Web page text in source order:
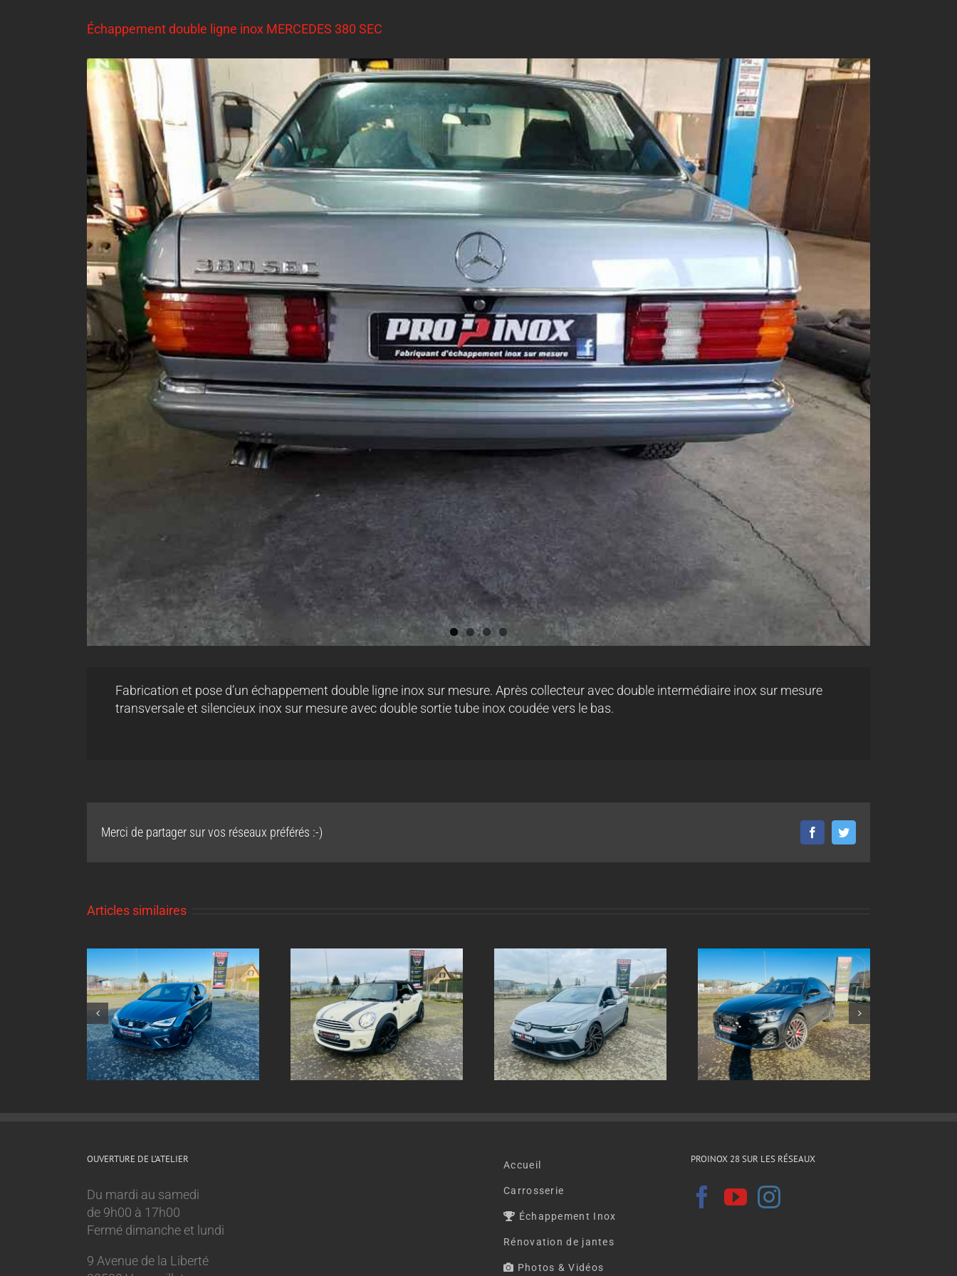
Échappement double ligne inox MERCEDES 380 SEC
Voir
l'image
agrandie
Fabrication et pose d’un échappement double ligne inox sur mesure. Après collecteur avec double intermédiaire inox sur mesure
transversale et silencieux inox sur mesure avec double sortie tube inox coudée vers le bas.
Merci de partager sur vos réseaux préférés :-) FacebookTwitter
Articles similaires
Echappement inox sur
mesure Mini Cooper 1.6l
Echappement inox sur
mesure Volkswagen Golf 8
GTI
Echappement inox sur
mesure AUDI SQ8 2024
Echappement inox sur
mesure Ford sierra xr4i v6
OUVERTURE DE L’ATELIER
Du mardi au samedi
de 9h00 à 17h00
Fermé dimanche et lundi
9 Avenue de la Liberté
Accueil
Carrosserie
Échappement Inox
Rénovation de jantes
Photos & Vidéos
PROINOX 28 SUR LES RÉSEAUX